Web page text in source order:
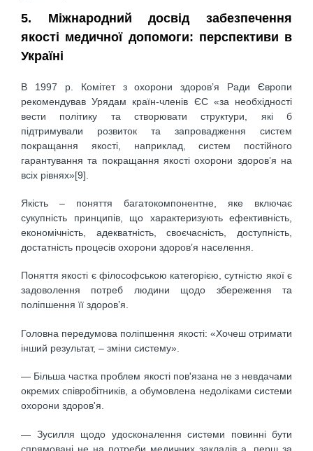
5. Міжнародний досвід забезпечення
якості медичної допомоги: перспективи в
Україні
В 1997 р. Комітет з охорони здоров’я Ради Європи
рекомендував Урядам країн-членів ЄС «за необхідності
вести політику та створювати структури, які б
підтримували розвиток та запровадження систем
покращання якості, наприклад, систем постійного
гарантування та покращання якості охорони здоров’я на
всіх рівнях»[9].
Якість – поняття багатокомпонентне, яке включає
сукупність принципів, що характеризують ефективність,
економічність, адекватність, своєчасність, доступність,
достатність процесів охорони здоров’я населення.
Поняття якості є філософською категорією, сутністю якої є
задоволення потреб людини щодо збереження та
поліпшення її здоров’я.
Головна передумова поліпшення якості: «Хочеш отримати
інший результат, – зміни систему».
— Більша частка проблем якості пов'язана не з невдачами
окремих співробітників, а обумовлена недоліками системи
охорони здоров'я.
— Зусилля щодо удосконалення системи повинні бути
спрямовані не на потреби медичних закладів а, перш за